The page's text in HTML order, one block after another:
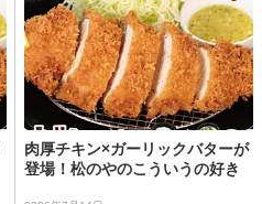
肉厚チキン×ガーリックバターが
登場！松のやのこういうの好き